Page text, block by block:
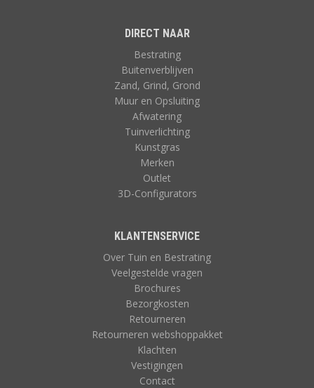
DIRECT NAAR
Bestrating
Buitenverblijven
Zand, Grind, Grond
Muur en Opsluiting
Afwatering
Tuinverlichting
Kunstgras
Merken
Outlet
3D-Configurators
KLANTENSERVICE
Over Tuin en Bestrating
Veelgestelde vragen
Brochures
Bezorgkosten
Retourneren
Retourneren webshoppakket
Klachten
Vestigingen
Contact